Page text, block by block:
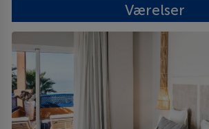
Værelser
Previous